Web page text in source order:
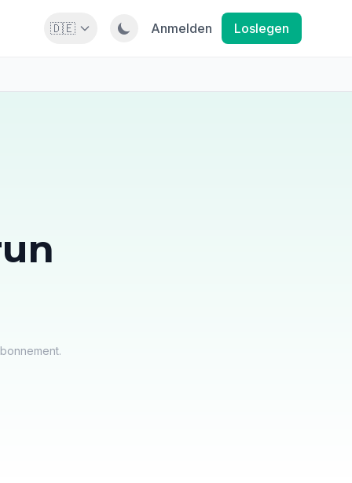
🇩🇪 Anmelden Loslegen